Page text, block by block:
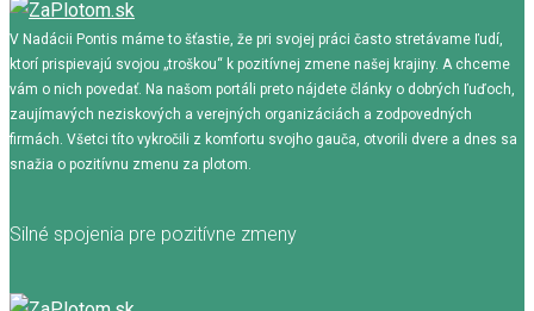
V Nadácii Pontis máme to šťastie, že pri svojej práci často stretávame ľudí,
ktorí prispievajú svojou „troškou“ k pozitívnej zmene našej krajiny. A chceme
vám o nich povedať. Na našom portáli preto nájdete články o dobrých ľuďoch,
zaujímavých neziskových a verejných organizáciách a zodpovedných
firmách. Všetci títo vykročili z komfortu svojho gauča, otvorili dvere a dnes sa
snažia o pozitívnu zmenu za plotom.
Silné spojenia pre pozitívne zmeny